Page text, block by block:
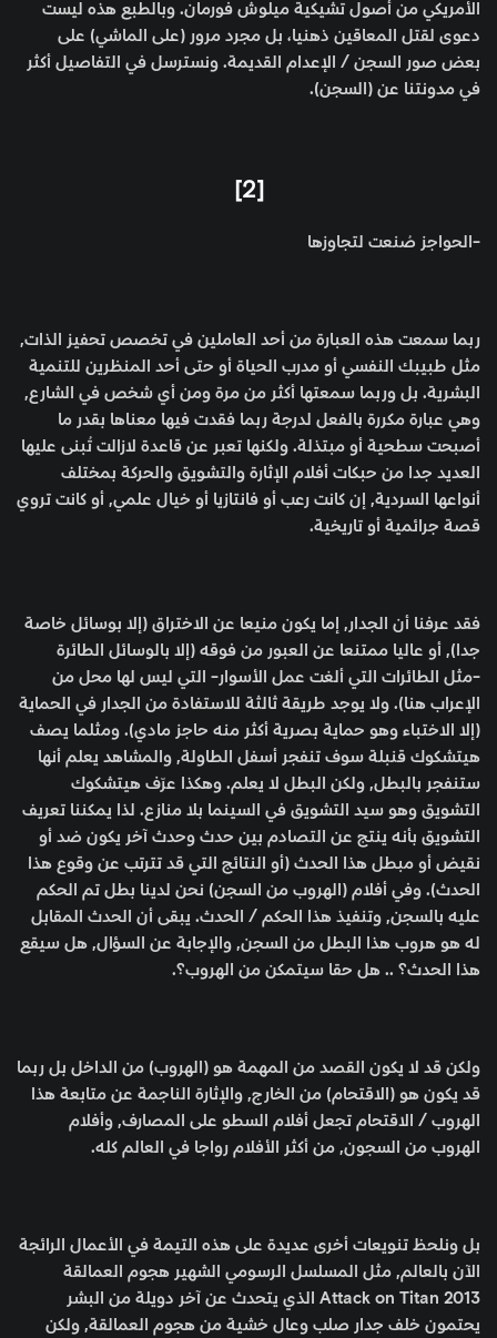
الأمريكي من أصول تشيكية ميلوش فورمان. وبالطبع هذه ليست
دعوى لقتل المعاقين ذهنيا، بل مجرد مرور (على الماشي) على
بعض صور السجن / الإعدام القديمة. ونسترسل في التفاصيل أكثر
في مدونتنا عن (السجن).
[2]
-الحواجز صُنعت لتجاوزها
ربما سمعت هذه العبارة من أحد العاملين في تخصص تحفيز الذات,
مثل طبيبك النفسي أو مدرب الحياة أو حتى أحد المنظرين للتنمية
البشرية. بل وربما سمعتها أكثر من مرة ومن أي شخص في الشارع,
وهي عبارة مكررة بالفعل لدرجة ربما فقدت فيها معناها بقدر ما
أصبحت سطحية أو مبتذلة. ولكنها تعبر عن قاعدة لازالت تُبنى عليها
العديد جدا من حبكات أفلام الإثارة والتشويق والحركة بمختلف
أنواعها السردية, إن كانت رعب أو فانتازيا أو خيال علمي, أو كانت تروي
قصة جرائمية أو تاريخية.
فقد عرفنا أن الجدار, إما يكون منيعا عن الاختراق (إلا بوسائل خاصة
جدا), أو عاليا ممتنعا عن العبور من فوقه (إلا بالوسائل الطائرة
-مثل الطائرات التي ألغت عمل الأسوار- التي ليس لها محل من
الإعراب هنا). ولا يوجد طريقة ثالثة للاستفادة من الجدار في الحماية
(إلا الاختباء وهو حماية بصرية أكثر منه حاجز مادي). ومثلما يصف
هيتشكوك قنبلة سوف تنفجر أسفل الطاولة, والمشاهد يعلم أنها
ستنفجر بالبطل, ولكن البطل لا يعلم. وهكذا عرّف هيتشكوك
التشويق وهو سيد التشويق في السينما بلا منازع. لذا يمكننا تعريف
التشويق بأنه ينتج عن التصادم بين حدث وحدث آخر يكون ضد أو
نقيض أو مبطل هذا الحدث (أو النتائج التي قد تترتب عن وقوع هذا
الحدث). وفي أفلام (الهروب من السجن) نحن لدينا بطل تم الحكم
عليه بالسجن, وتنفيذ هذا الحكم / الحدث. يبقى أن الحدث المقابل
له هو هروب هذا البطل من السجن, والإجابة عن السؤال, هل سيقع
هذا الحدث؟ .. هل حقا سيتمكن من الهروب؟.
ولكن قد لا يكون القصد من المهمة هو (الهروب) من الداخل بل ربما
قد يكون هو (الاقتحام) من الخارج, والإثارة الناجمة عن متابعة هذا
الهروب / الاقتحام تجعل أفلام السطو على المصارف, وأفلام
الهروب من السجون, من أكثر الأفلام رواجا في العالم كله.
بل ونلحظ تنويعات أخرى عديدة على هذه التيمة في الأعمال الرائجة
الآن بالعالم, مثل المسلسل الرسومي الشهير هجوم العمالقة
Attack on Titan 2013 الذي يتحدث عن آخر دويلة من البشر
يحتمون خلف جدار صلب وعال خشية من هجوم العمالقة, ولكن